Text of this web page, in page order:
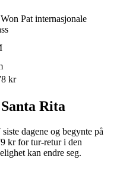
Pat internasjonale
kr
Rita
dagene og begynte på
kr for tur-retur i den
kan endre seg.